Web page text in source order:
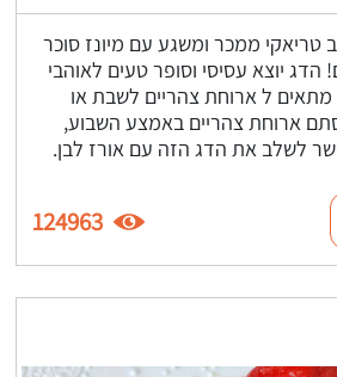
טריאקי ממכר ומשגע עם מיונז סוכר
הדג יוצא עסיסי וסופר טעים לאוהבי
מתאים ל ארוחת צהריים לשבת או
ארוחת צהריים באמצע השבוע,
לשלב את הדג הזה עם אורז לבן.
124963